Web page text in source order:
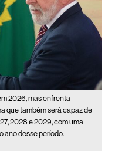
2026, mas enfrenta
que também será capaz de
2028 e 2029, com uma
ano desse período.